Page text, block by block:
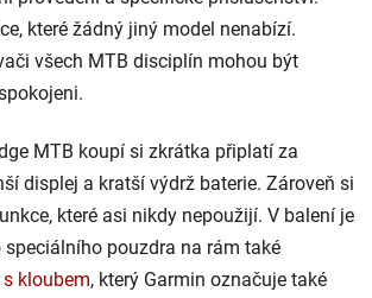
které žádný jiný model nenabízí.
všech MTB disciplín mohou být
MTB koupí si zkrátka připlatí za
displej a kratší výdrž baterie. Zároveň si
které asi nikdy nepoužijí. V balení je
speciálního pouzdra na rám také
kloubem, který Garmin označuje také